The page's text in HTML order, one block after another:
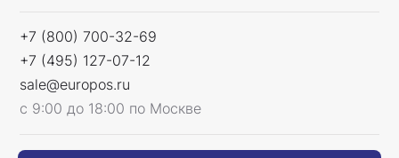
+7 (800) 700-32-69
+7 (495) 127-07-12
sale@europos.ru
с 9:00 до 18:00 по Москве